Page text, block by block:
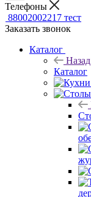
Телефоны
88002002217 тест
Заказать звонок
Каталог
Назад
Каталог